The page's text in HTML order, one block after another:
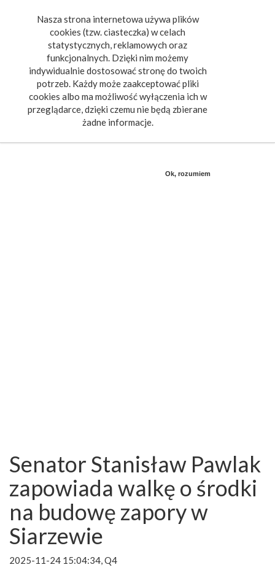
Nasza strona internetowa używa plików
cookies (tzw. ciasteczka) w celach
statystycznych, reklamowych oraz
funkcjonalnych. Dzięki nim możemy
indywidualnie dostosować stronę do twoich
potrzeb. Każdy może zaakceptować pliki
cookies albo ma możliwość wyłączenia ich w
przeglądarce, dzięki czemu nie będą zbierane
żadne informacje.
Ok, rozumiem
Senator Stanisław Pawlak
zapowiada walkę o środki
na budowę zapory w
Siarzewie
2025-11-24 15:04:34, Q4